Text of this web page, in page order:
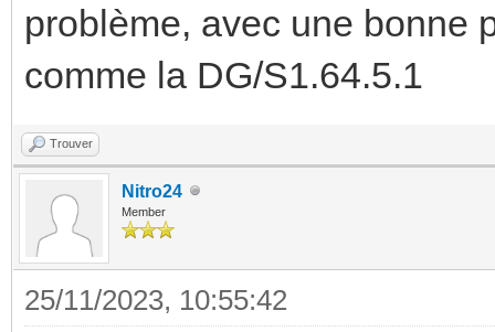
problème, avec une bonne
comme la DG/S1.64.5.1
Trouver
Nitro24
Member
25/11/2023, 10:55:42